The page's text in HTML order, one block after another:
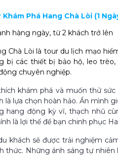
Phá Hang Chà Lòi (1
hàng ngày, từ 2 khách trở lên
Chà Lòi là tour du lịch mạo
bị các thiết bị bảo hộ, leo
chuyên nghiệp.
khám phá và muốn thử
là lựa chọn hoàn hảo. Ẩn mình
hang động kỳ vĩ, thạch nhũ
là lợi thế để bạn chinh phục
khách sẽ được trải nghiệm
thức. Những ánh sáng tự